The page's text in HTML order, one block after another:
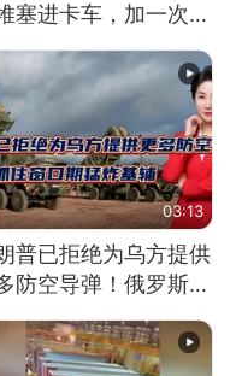
塞进卡车，加一次燃
跑几十年
03:13
普已拒绝为乌方提供
防空导弹！俄罗斯抓